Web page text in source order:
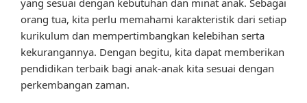
orang tua, kita perlu memahami karakteristik dari setiap
kurikulum dan mempertimbangkan kelebihan serta
kekurangannya. Dengan begitu, kita dapat memberikan
pendidikan terbaik bagi anak-anak kita sesuai dengan
perkembangan zaman.